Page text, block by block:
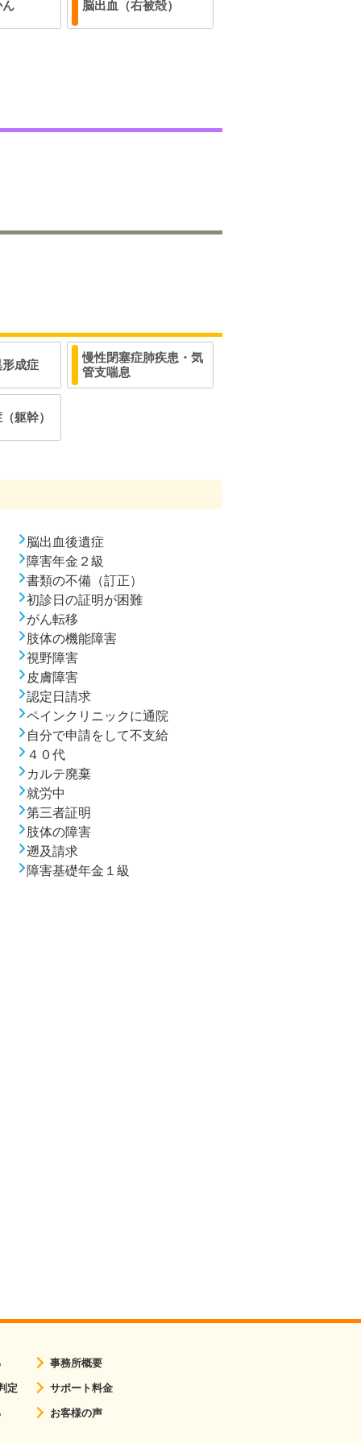
ん 脳出血（右被殻）
成症
慢性閉塞症肺疾患・気
管支喘息
躯幹）
脳出血後遺症
障害年金２級
書類の不備（訂正）
初診日の証明が困難
がん転移
肢体の機能障害
視野障害
皮膚障害
認定日請求
ペインクリニックに通院
自分で申請をして不支給
４０代
カルテ廃棄
就労中
第三者証明
肢体の障害
遡及請求
障害基礎年金１級
定
事務所概要
サポート料金
お客様の声